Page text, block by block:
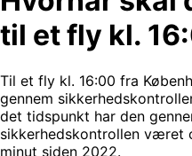
til et fly kl.
Til et fly kl. 16:00 fra
gennem
det tidspunkt har den
sikkerhedskontrollen været
minut siden 2022.